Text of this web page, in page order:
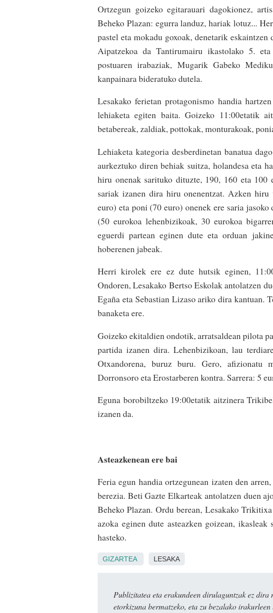
Ortzegun goizeko egitarauari dagokionez,
Beheko Plazan: egurra landuz, hariak lotuz...
pastel eta mokadu goxoak, denetarik
Aipatzekoa da Tantirumairu ikastolako 5.
postuaren irabaziak, Mugarik Gabeko
kanpainara bideratuko dutela.
Lesakako ferietan protagonismo handia
lehiaketa egiten baita. Goizeko 11:00etatik
betabereak, zaldiak, pottokak, monturakoak,
Lehiaketa kategoria desberdinetan banatua
aurkeztuko diren behiak suitza, holandesa eta
hiru onenak sarituko dituzte, 190, 160 eta
sariak izanen dira hiru onenentzat. Azken
euro) eta poni (70 euro) onenek ere saria
(50 eurokoa lehenbizikoak, 30 eurokoa
eguerdi partean eginen dute eta orduan
hoberenen jabeak.
Herri kirolek ere ez dute hutsik eginen,
Ondoren, Lesakako Bertso Eskolak antolatzen
Egaña eta Sebastian Lizaso ariko dira kantuan.
banaketa ere.
Goizeko ekitaldien ondotik, arratsaldean pilota
partida izanen dira. Lehenbizikoan, lau
Otxandorena, buruz buru. Gero,
Dorronsoro eta Erostarberen kontra. Sarrera: 5
Eguna borobiltzeko 19:00etatik aitzinera
izanen da.
Asteazkenean ere bai
Feria egun handia ortzegunean izaten den
berezia. Beti Gazte Elkarteak antolatzen duen
Beheko Plazan. Ordu berean, Lesakako
azoka eginen dute asteazken goizean,
hasteko.
GIZARTEA LESAKA
Publizitatea eta erakundeen dirulaguntzak ez
etorkizuna bermatzeko, eta zu bezalako